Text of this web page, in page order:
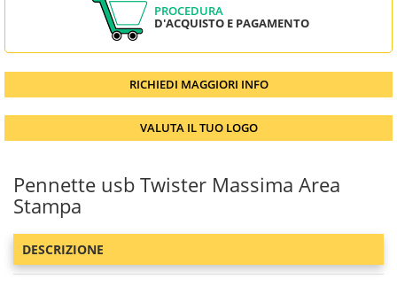
PROCEDURA
D'ACQUISTO E PAGAMENTO
RICHIEDI MAGGIORI INFO
VALUTA IL TUO LOGO
Pennette usb Twister Massima Area
Stampa
DESCRIZIONE